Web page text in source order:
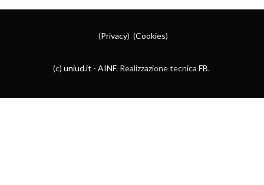
(Privacy) (Cookies)
(c) uniud.it - AINF. Realizzazione tecnica FB.